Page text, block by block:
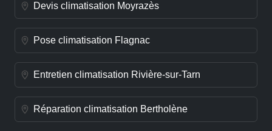
Devis climatisation Moyrazès
Pose climatisation Flagnac
Entretien climatisation Rivière-sur-Tarn
Réparation climatisation Bertholène